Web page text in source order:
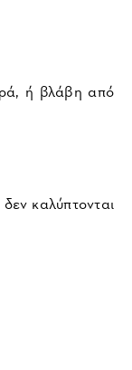
ή βλάβη από
καλύπτονται